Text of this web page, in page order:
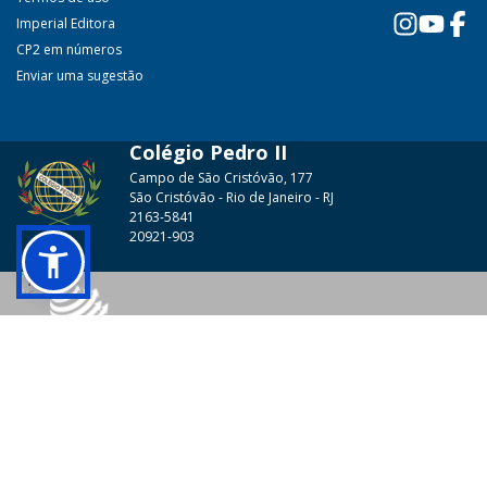
Imperial Editora
CP2 em números
Enviar uma sugestão
Colégio Pedro II
Campo de São Cristóvão, 177
São Cristóvão - Rio de Janeiro - RJ
2163-5841
20921-903